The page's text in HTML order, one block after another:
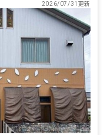
2026/07/31更新